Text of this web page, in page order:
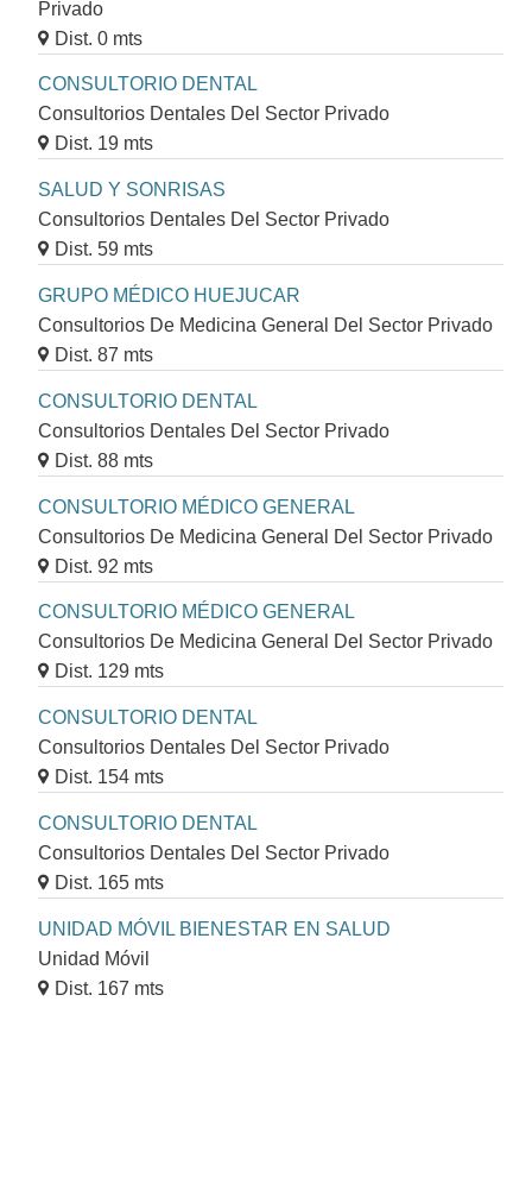
Privado
Dist. 0 mts
CONSULTORIO DENTAL
Consultorios Dentales Del Sector Privado
Dist. 19 mts
SALUD Y SONRISAS
Consultorios Dentales Del Sector Privado
Dist. 59 mts
GRUPO MÉDICO HUEJUCAR
Consultorios De Medicina General Del Sector Privado
Dist. 87 mts
CONSULTORIO DENTAL
Consultorios Dentales Del Sector Privado
Dist. 88 mts
CONSULTORIO MÉDICO GENERAL
Consultorios De Medicina General Del Sector Privado
Dist. 92 mts
CONSULTORIO MÉDICO GENERAL
Consultorios De Medicina General Del Sector Privado
Dist. 129 mts
CONSULTORIO DENTAL
Consultorios Dentales Del Sector Privado
Dist. 154 mts
CONSULTORIO DENTAL
Consultorios Dentales Del Sector Privado
Dist. 165 mts
UNIDAD MÓVIL BIENESTAR EN SALUD
Unidad Móvil
Dist. 167 mts